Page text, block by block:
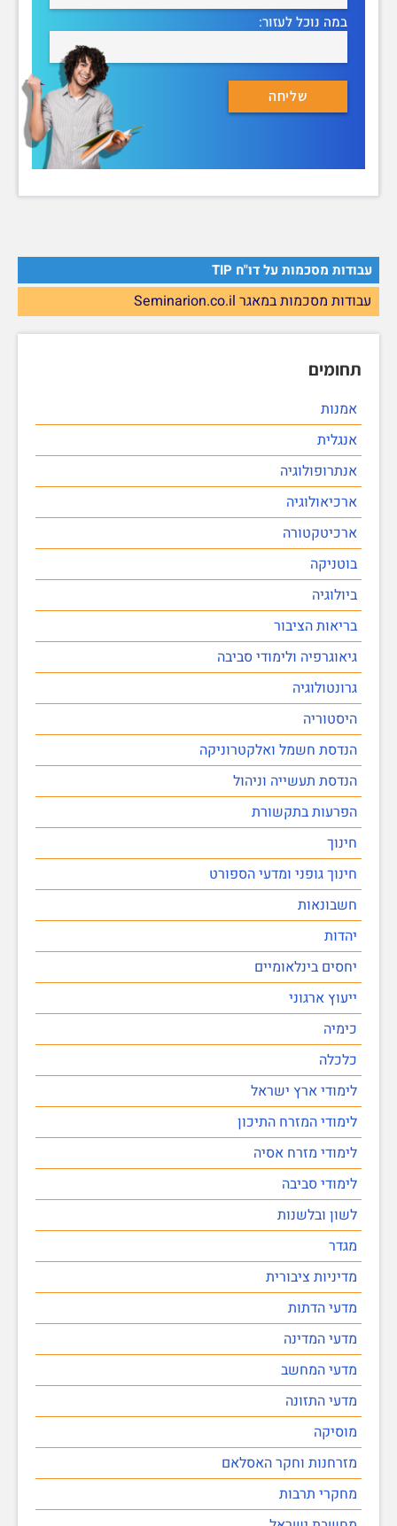
עבודות מסכמות על דו"ח TIP
עבודות מסכמות במאגר Seminarion.co.il
תחומים
אמנות
אנגלית
אנתרופולוגיה
ארכיאולוגיה
ארכיטקטורה
בוטניקה
ביולוגיה
בריאות הציבור
גיאוגרפיה ולימודי סביבה
גרונטולוגיה
היסטוריה
הנדסת חשמל ואלקטרוניקה
הנדסת תעשייה וניהול
הפרעות בתקשורת
חינוך
חינוך גופני ומדעי הספורט
חשבונאות
יהדות
יחסים בינלאומיים
ייעוץ ארגוני
כימיה
כלכלה
לימודי ארץ ישראל
לימודי המזרח התיכון
לימודי מזרח אסיה
לימודי סביבה
לשון ובלשנות
מגדר
מדיניות ציבורית
מדעי הדתות
מדעי המדינה
מדעי המחשב
מדעי התזונה
מוסיקה
מזרחנות וחקר האסלאם
מחקרי תרבות
במה נוכל לעזור: